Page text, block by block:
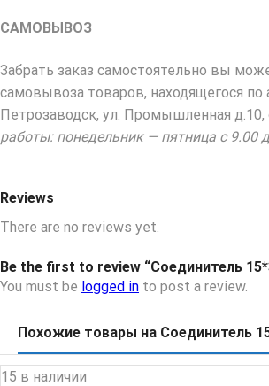
САМОВЫВОЗ
Забрать заказ самостоятельно вы
самовывоза товаров, находящегося по
Петрозаводск, ул. Промышленная д.10,
работы: понедельник — пятница с 9.00
Reviews
There are no reviews yet.
Be the first to review “Соединитель
You must be logged in to post a review.
Похожие товары на Соединитель
15 в наличии